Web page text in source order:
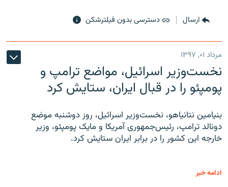
ارسال دسترسی بدون فیلترشکن
مرداد ۰۱, ۱۳۹۷
نخست‌وزیر اسرائیل، مواضع ترامپ و
پومپئو را در قبال ایران، ستایش کرد
بنیامین نتانیاهو، نخست‌وزیر اسرائیل، روز دوشنبه موضع
دونالد ترامپ، رئیس‌جمهوری آمریکا و مایک پومپئو، وزیر
خارجه این کشور را در برابر ایران ستایش کرد.
ادامه خبر